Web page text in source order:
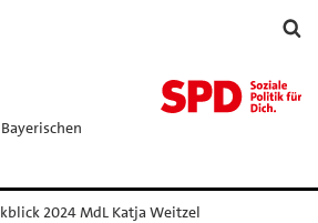
2024 MdL Katja Weitzel